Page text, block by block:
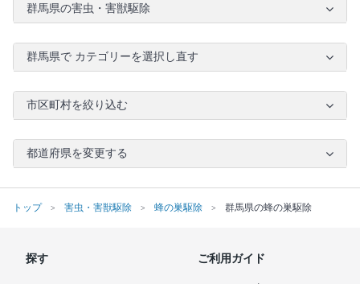
群馬県の害虫・害獣駆除
群馬県で カテゴリーを選択し直す
市区町村を絞り込む
都道府県を変更する
トップ 害虫・害獣駆除 蜂の巣駆除 群馬県の蜂の巣駆除
探す ご利用ガイド